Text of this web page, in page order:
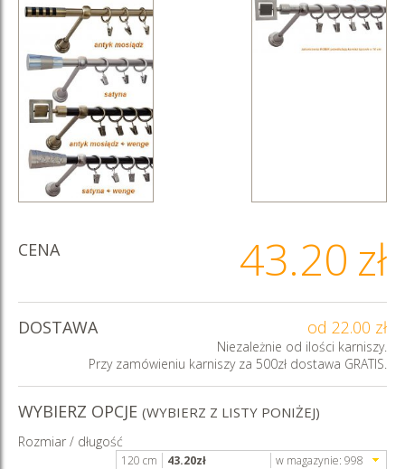
CENA 43.20 zł
DOSTAWA od 22.00 zł
Niezależnie od ilości karniszy.
Przy zamówieniu karniszy za 500zł dostawa GRATIS.
WYBIERZ OPCJE (WYBIERZ Z LISTY PONIŻEJ)
Rozmiar / długość
120 cm 43.20zł w magazynie: 998